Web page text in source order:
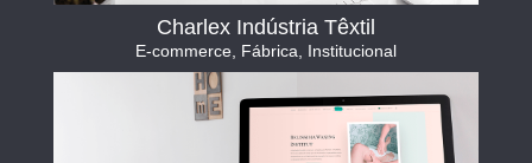
Charlex Indústria Têxtil
E-commerce, Fábrica Institucional